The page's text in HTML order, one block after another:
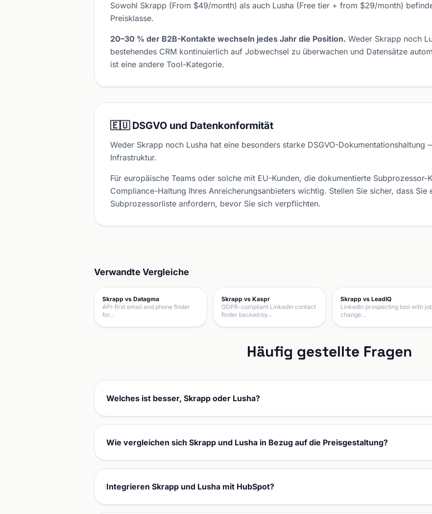
Sowohl Skrapp (From $49/month) als auch Lusha (Free tier + from $29/month)
Preisklasse.
20–30 % der B2B-Kontakte wechseln jedes Jahr die Position. Weder Skrapp noch
bestehendes CRM kontinuierlich auf Jobwechsel zu überwachen und Datensätze
ist eine andere Tool-Kategorie.
🇪🇺 DSGVO und Datenkonformität
Weder Skrapp noch Lusha hat eine besonders starke DSGVO-
Infrastruktur.
Für europäische Teams oder solche mit EU-Kunden, die dokumentierte
Compliance-Haltung Ihres Anreicherungsanbieters wichtig. Stellen Sie sicher, dass Sie
Subprozessorliste anfordern, bevor Sie sich verpflichten.
Verwandte Vergleiche
Skrapp vs Datagma
API-first email and phone finder
for…
Skrapp vs Kaspr
GDPR-compliant LinkedIn contact
finder backed by…
Skrapp vs LeadIQ
LinkedIn prospecting tool with
change…
Häufig gestellte Fragen
Welches ist besser, Skrapp oder Lusha?
Wie vergleichen sich Skrapp und Lusha in Bezug auf die Preisgestaltung?
Integrieren Skrapp und Lusha mit HubSpot?